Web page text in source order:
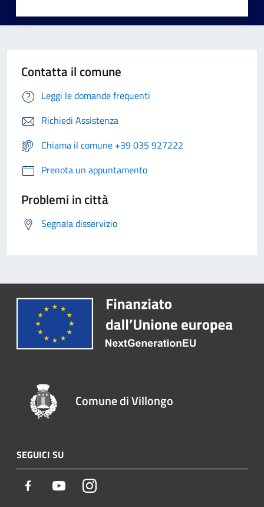
Contatta il comune
Leggi le domande frequenti
Richiedi Assistenza
Chiama il comune +39 035 927222
Prenota un appuntamento
Problemi in città
Segnala disservizio
Comune di Villongo
SEGUICI SU
Facebook YoutubeInstagram